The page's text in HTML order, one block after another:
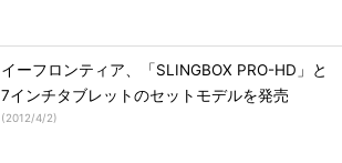
イーフロンティア、「SLINGBOX PRO-HD」と
7インチタブレットのセットモデルを発売
(2012/4/2)